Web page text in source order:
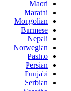
Maori
Marathi
Mongolian
Burmese
Nepali
Norwegian
Pashto
Persian
Punjabi
Serbian